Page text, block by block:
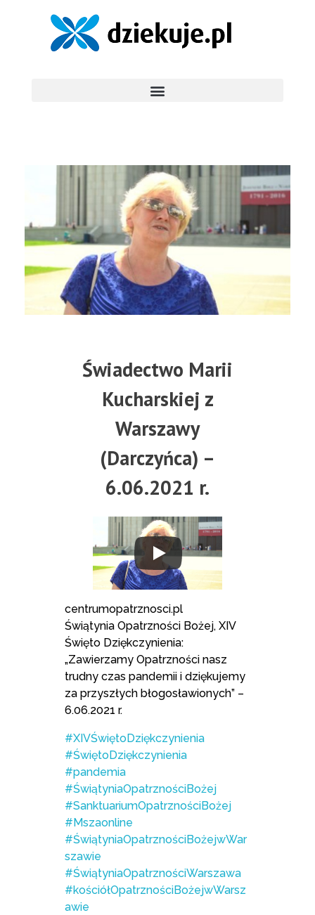
Świadectwo Marii
Kucharskiej z
Warszawy
(Darczyńca) –
6.06.2021 r.
centrumopatrznosci.pl
Świątynia Opatrzności Bożej, XIV
Święto Dziękczynienia:
„Zawierzamy Opatrzności nasz
trudny czas pandemii i dziękujemy
za przyszłych błogosławionych” –
6.06.2021 r.
#XIVŚwiętoDziękczynienia
#ŚwiętoDziękczynienia
#pandemia
#ŚwiątyniaOpatrznościBożej
#SanktuariumOpatrznościBożej
#Mszaonline
#ŚwiątyniaOpatrznościBożejwWar
szawie
#ŚwiątyniaOpatrznościWarszawa
#kościółOpatrznościBożejwWarsz
awie